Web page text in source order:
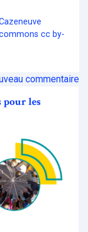
cc by-
commentaire
pour les